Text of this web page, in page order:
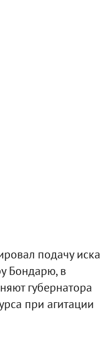
подачу иска
Бондарю, в
губернатора
при агитации